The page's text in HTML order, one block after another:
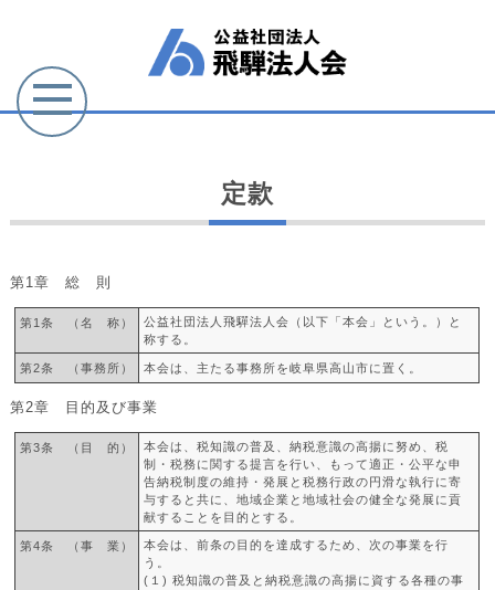
定款
第1章 総 則
第1条 （名 称）
公益社団法人飛驒法人会（以下「本会」という。）と
称する。
第2条 （事務所） 本会は、主たる事務所を岐阜県高山市に置く。
第2章 目的及び事業
第3条 （目 的）
本会は、税知識の普及、納税意識の高揚に努め、税
制・税務に関する提言を行い、もって適正・公平な申
告納税制度の維持・発展と税務行政の円滑な執行に寄
与すると共に、地域企業と地域社会の健全な発展に貢
献することを目的とする。
第4条 （事 業）
本会は、前条の目的を達成するため、次の事業を行
う。
(１) 税知識の普及と納税意識の高揚に資する各種の事